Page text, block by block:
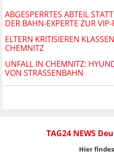
ABGESPERRTES ABTEIL
DER BAHN-EXPERTE ZUR
ELTERN KRITISIEREN
HEMNITZ
UNFALL IN CHEMNITZ:
VON STRASSENBAHN
TAG24 NEWS
Hier